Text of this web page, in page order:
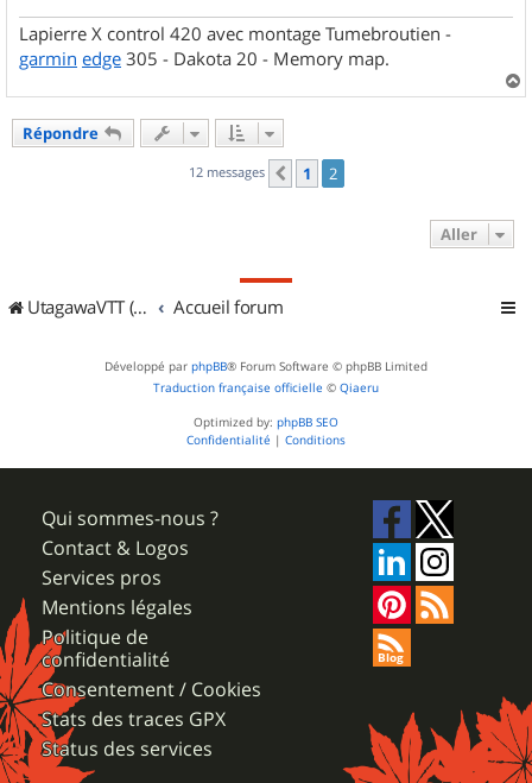
Lapierre X control 420 avec montage Tumebroutien -
garmin edge 305 - Dakota 20 - Memory map.
a
Répondre
12 messages Précédent
1 2
Aller
UtagawaVTT (Randos VTT et VTTAE avec traces GPS) Accueil forum
Développé par phpBB® Forum Software © phpBB Limited
Traduction française officielle © Qiaeru
Optimized by: phpBB SEO
Confidentialité | Conditions
Qui sommes-nous ?
Contact & Logos
Services pros
Mentions légales
Politique de
confidentialité
Consentement / Cookies
Stats des traces GPX
Status des services